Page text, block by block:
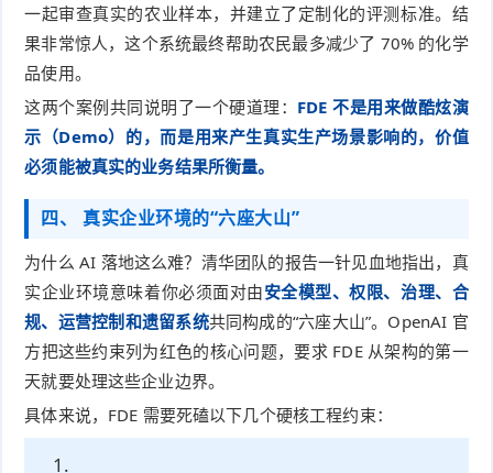
一起审查真实的农业样本，并建立了定制化的评测标准。结
果非常惊人，这个系统最终帮助农民最多减少了 70% 的化学
品使用。
这两个案例共同说明了一个硬道理： FDE 不是用来做酷炫演
示（Demo）的，而是用来产生真实生产场景影响的，价值
必须能被真实的业务结果所衡量。
四、 真实企业环境的“六座大山”
为什么 AI 落地这么难？清华团队的报告一针见血地指出，真
实企业环境意味着你必须面对由安全模型、权限、治理、合
规、运营控制和遗留系统共同构成的“六座大山”。OpenAI 官
方把这些约束列为红色的核心问题，要求 FDE 从架构的第一
天就要处理这些企业边界。
具体来说，FDE 需要死磕以下几个硬核工程约束：